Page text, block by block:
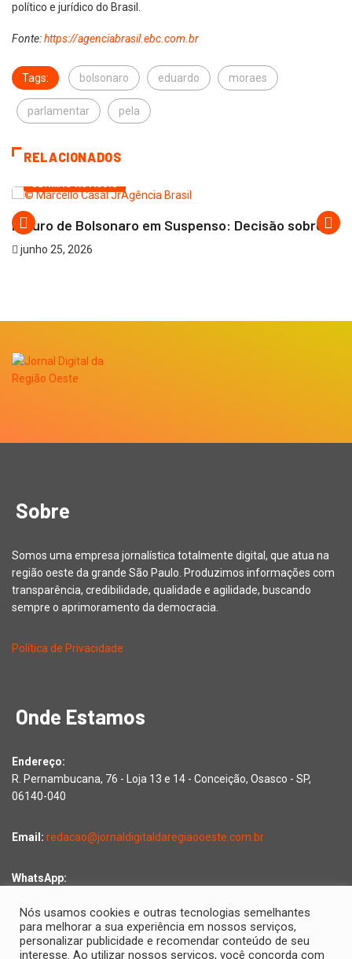
político e jurídico do Brasil.
Fonte:https://agenciabrasil.ebc.com.br
Tags: bolsonaro eduardo moraes
parlamentar pela
RELACIONADOS
ÚLTIMAS NOTÍCIAS
Futuro de Bolsonaro em Suspenso: Decisão sobre...
junho 25, 2026
Sobre
Somos uma empresa jornalística totalmente digital, que atua na
região oeste da grande São Paulo. Produzimos informações com
transparência, credibilidade, qualidade e agilidade, buscando
sempre o aprimoramento da democracia.
Política de Privacidade
Onde Estamos
Endereço:
R. Pernambucana, 76 - Loja 13 e 14 - Conceição, Osasco - SP,
06140-040
Email: redacao@jornaldigitaldaregiaooeste.com.br
WhatsApp:
Nós usamos cookies e outras tecnologias semelhantes
para melhorar a sua experiência em nossos serviços,
personalizar publicidade e recomendar conteúdo de seu
interesse. Ao utilizar nossos serviços, você concorda com